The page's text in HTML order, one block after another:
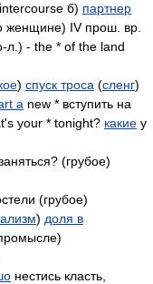
intercourse б) партнер
женщине) IV прош. вр.
л.) - the * of the land
) спуск троса (сленг)
a new * вступить на
your * tonight? какие у
(грубое)
(грубое)
) доля в
нестись класть,